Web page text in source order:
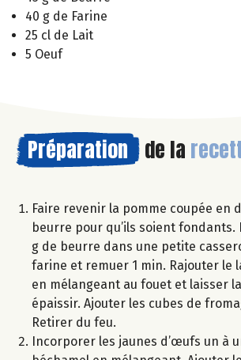
40 g de Farine
25 cl de Lait
5 Oeuf
Préparation de la
Faire revenir la pomme coupée en
beurre pour qu’ils soient fondants.
g de beurre dans une petite
farine et remuer 1 min. Rajouter le
en mélangeant au fouet et laisser
épaissir. Ajouter les cubes de
Retirer du feu.
Incorporer les jaunes d’œufs un à